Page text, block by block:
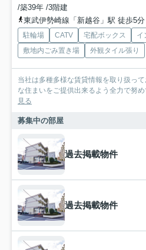
/築39年 /3階建
東武伊勢崎線「新越谷」駅 徒歩5分
駐輪場 CATV 宅配ボックス
イ
敷地内ごみ置き場
外観タイル張り
当社は多種多様な賃貸情報を取り扱っ
な住まいをご提供出来るよう全力で努
見る
募集中の部屋
過去掲載物件
過去掲載物件